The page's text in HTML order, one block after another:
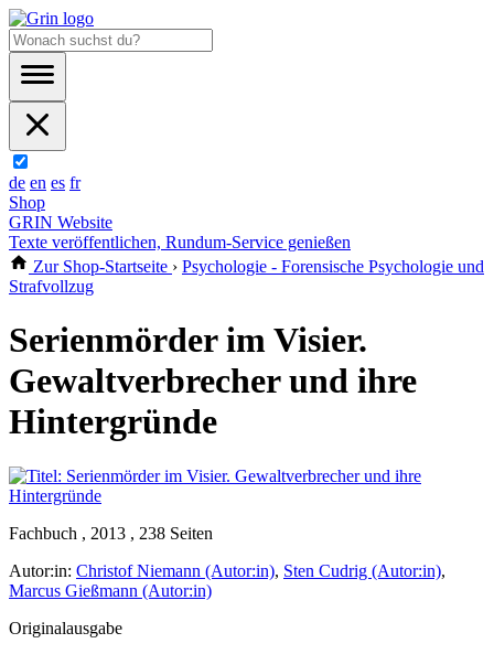
de en es fr
Shop
GRIN Website
Texte veröffentlichen, Rundum-Service genießen
Zur Shop-Startseite › Psychologie - Forensische Psychologie und
Strafvollzug
Serienmörder im Visier.
Gewaltverbrecher und ihre
Hintergründe
Fachbuch , 2013 , 238 Seiten
Autor:in: Christof Niemann (Autor:in), Sten Cudrig (Autor:in),
Marcus Gießmann (Autor:in)
Originalausgabe